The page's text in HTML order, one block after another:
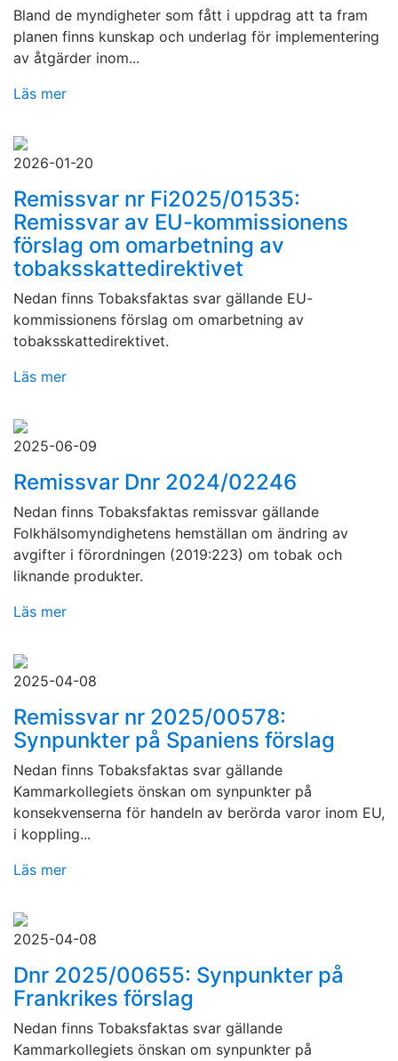
Bland de myndigheter som fått i uppdrag att ta fram
planen finns kunskap och underlag för implementering
av åtgärder inom...
Läs mer
2026-01-20
Remissvar nr Fi2025/01535:
Remissvar av EU-kommissionens
förslag om omarbetning av
tobaksskattedirektivet
Nedan finns Tobaksfaktas svar gällande EU-
kommissionens förslag om omarbetning av
tobaksskattedirektivet.
Läs mer
2025-06-09
Remissvar Dnr 2024/02246
Nedan finns Tobaksfaktas remissvar gällande
Folkhälsomyndighetens hemställan om ändring av
avgifter i förordningen (2019:223) om tobak och
liknande produkter.
Läs mer
2025-04-08
Remissvar nr 2025/00578:
Synpunkter på Spaniens förslag
Nedan finns Tobaksfaktas svar gällande
Kammarkollegiets önskan om synpunkter på
konsekvenserna för handeln av berörda varor inom EU,
i koppling...
Läs mer
2025-04-08
Dnr 2025/00655: Synpunkter på
Frankrikes förslag
Nedan finns Tobaksfaktas svar gällande
Kammarkollegiets önskan om synpunkter på